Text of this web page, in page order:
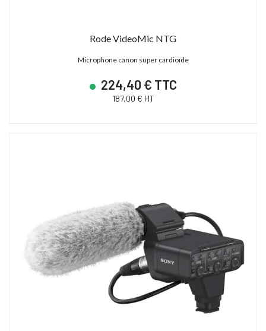
Rode VideoMic NTG
Microphone canon super cardioïde
224,40 € TTC
187,00 € HT